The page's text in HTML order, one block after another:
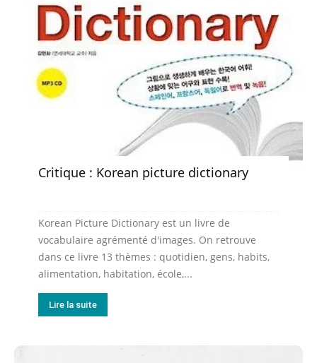
Critique : Korean picture dictionary
Korean Picture Dictionary est un livre de
vocabulaire agrémenté d'images. On retrouve
dans ce livre 13 thèmes : quotidien, gens, habits,
alimentation, habitation, école,...
Lire la suite